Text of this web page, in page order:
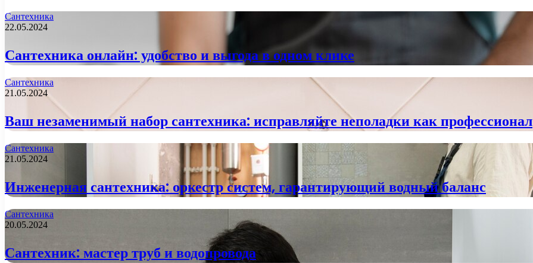
Сантехника
22.05.2024
Сантехника онлайн: удобство и выгода в одном клике
Сантехника
21.05.2024
Ваш незаменимый набор сантехника: исправляйте неполадки как профессионал
Сантехника
21.05.2024
Инженерная сантехника: оркестр систем, гарантирующий водный баланс
Сантехника
20.05.2024
Сантехник: мастер труб и водопровода